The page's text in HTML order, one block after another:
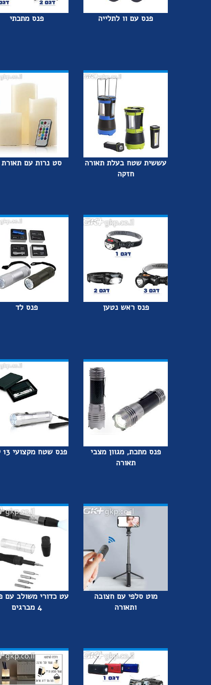
פנס עם וו לתלייה פנס מתכתי
עששית שטח בעלת תאורה
חזקה
סט נרות עם
פנס ראש נטען פנס לד
פנס מתכת, מגוון מצבי
תאורה
פנס שטח מקצועי 13 לדים
מוט סלפי עם חצובה
ותאורה
עט כדורי משולב עם
4 מברגים